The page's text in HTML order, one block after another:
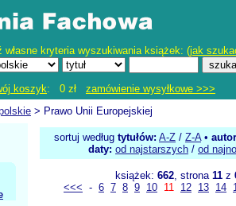
własne kryteria wyszukiwania książek: (jak
koszyk: 0 zł zamówienie wysyłkowe >>>
> Prawo Unii Europejskiej
sortuj według tytułów: A-Z / Z-A•
daty: od najstarszych / od
książek: 662, strona 11z
<<< - 6 7 8 9 10 11 12 13 14